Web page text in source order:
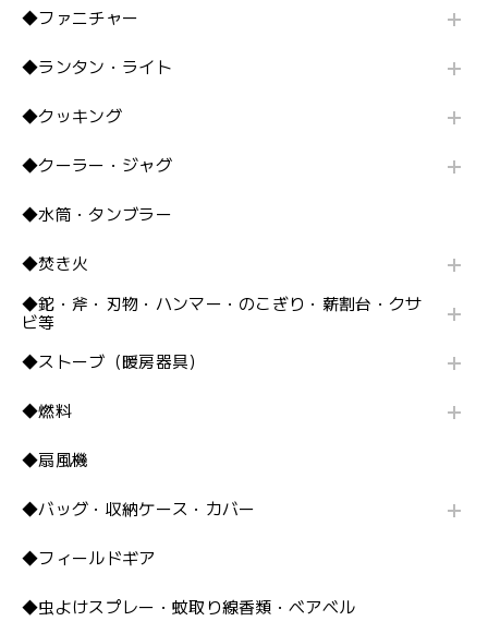
◆ファニチャー
◆ランタン・ライト
◆クッキング
◆クーラー・ジャグ
◆水筒・タンブラー
◆焚き火
◆鉈・斧・刃物・ハンマー・のこぎり・薪割台・クサ
ビ等
◆ストーブ（暖房器具）
◆燃料
◆扇風機
◆バッグ・収納ケース・カバー
◆フィールドギア
◆虫よけスプレー・蚊取り線香類・ベアベル